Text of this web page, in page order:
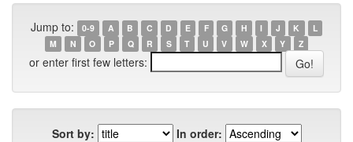
Jump to: 0-9 A B C D E F G H I J K
L
M
N O P Q R S T U V W X Y Z
or enter first few letters:
Sort by:
In order: